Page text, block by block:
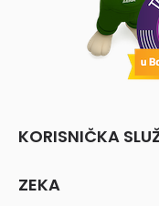
KORISNIČKA
ZEKA